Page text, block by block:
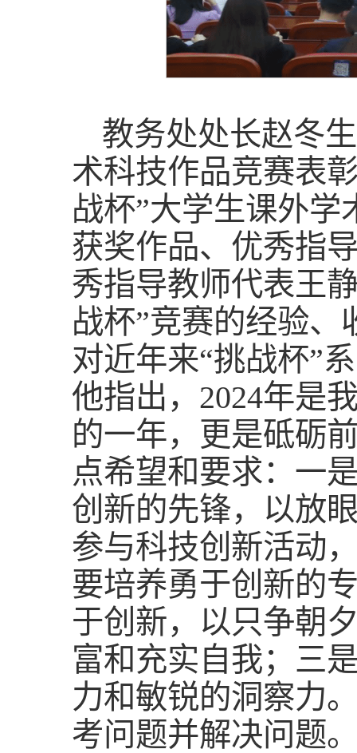
教务处处长赵冬
术科技作品竞赛表
战杯”大学生课外
获奖作品、优秀指
秀指导教师代表王
战杯”竞赛的经验
对近年来“挑战杯”
他指出，2024年是
的一年，更是砥砺
点希望和要求：一
创新的先锋，以放
参与科技创新活动
要培养勇于创新的
于创新，以只争朝
富和充实自我；三
力和敏锐的洞察力
考问题并解决问题